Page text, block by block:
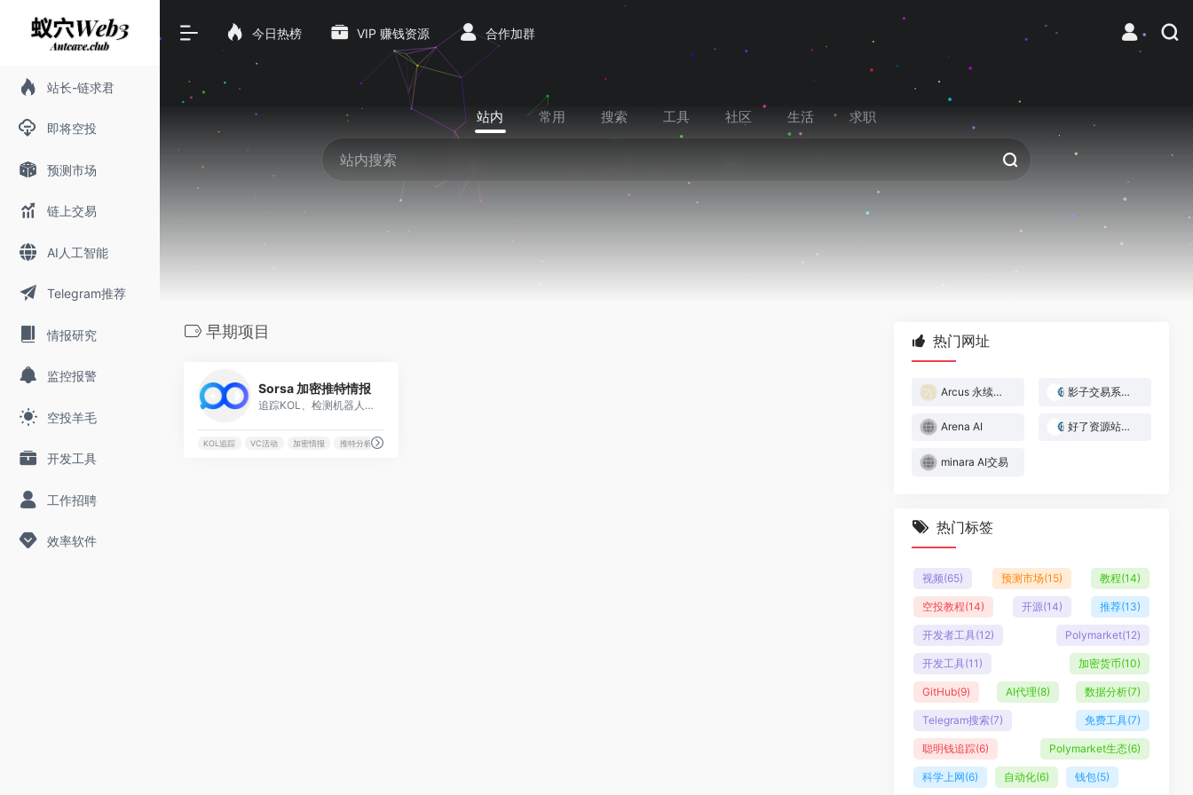
站长-链求君
即将空投
预测市场
链上交易
AI人工智能
Telegram推荐
情报研究
监控报警
空投羊毛
开发工具
工作招聘
效率软件
今日热榜 VIP 赚钱资源 合作加群
站内 常用 搜索 工具 社区 生活 求职
早期项目
Sorsa 加密推特情报
追踪KOL、检测机器人、分析VC活动，发现早期加密项目。为精明投资者打造的加密推特智能分析平台。
KOL追踪 VC活动 加密情报 推特分析
热门网址
Arcus 永续合约交易所 影子交易系统 — 跟着做市商赚钱
Arena AI 好了资源站｜Web3与AI实战资源库
minara AI交易
热门标签
视频(65) 预测市场(15) 教程(14)
空投教程(14) 开源(14) 推荐(13)
开发者工具(12) Polymarket(12)
开发工具(11) 加密货币(10)
GitHub(9) AI代理(8) 数据分析(7)
Telegram搜索(7) 免费工具(7)
聪明钱追踪(6) Polymarket生态(6)
科学上网(6) 自动化(6) 钱包(5)